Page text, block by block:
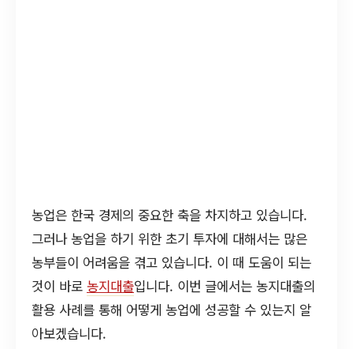
농업은 한국 경제의 중요한 축을 차지하고 있습니다.
그러나 농업을 하기 위한 초기 투자에 대해서는 많은
농부들이 어려움을 겪고 있습니다. 이 때 도움이 되는
것이 바로 농지대출입니다. 이번 글에서는 농지대출의
활용 사례를 통해 어떻게 농업에 성공할 수 있는지 알
아보겠습니다.